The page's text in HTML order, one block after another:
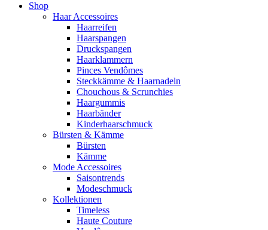
Shop
Haar Accessoires
Haarreifen
Haarspangen
Druckspangen
Haarklammern
Pinces Vendômes
Steckkämme & Haarnadeln
Chouchous & Scrunchies
Haargummis
Haarbänder
Kinderhaarschmuck
Bürsten & Kämme
Bürsten
Kämme
Mode Accessoires
Saisontrends
Modeschmuck
Kollektionen
Timeless
Haute Couture